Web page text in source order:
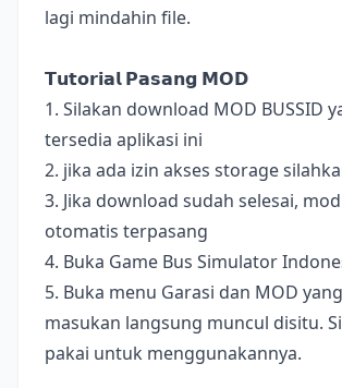
lagi mindahin file.
𝗧𝘂𝘁𝗼𝗿𝗶𝗮𝗹 𝗣𝗮𝘀𝗮𝗻𝗴 𝗠𝗢𝗗
1. Silakan download MOD BUSSID
tersedia aplikasi ini
2. jika ada izin akses storage
3. Jika download sudah selesai,
otomatis terpasang
4. Buka Game Bus Simulator
5. Buka menu Garasi dan MOD
masukan langsung muncul disitu.
pakai untuk menggunakannya.